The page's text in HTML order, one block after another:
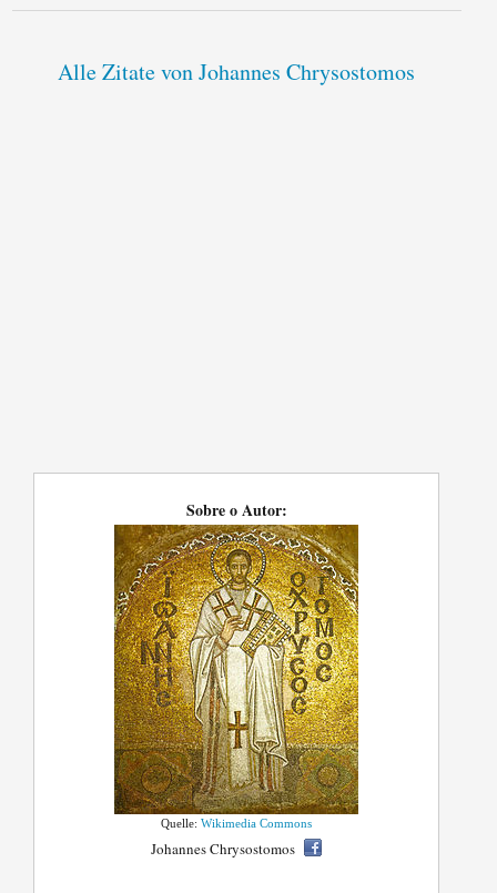
Alle Zitate von Johannes Chrysostomos
Sobre o Autor:
Quelle:Wikimedia Commons
Johannes Chrysostomos